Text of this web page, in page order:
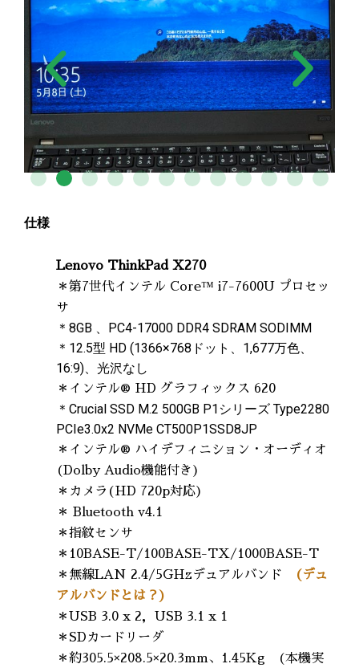
仕様
Lenovo ThinkPad X270
＊第7世代インテル Core™ i7-7600U プロセッ
サ
＊8GB 、PC4-17000 DDR4 SDRAM SODIMM
＊12.5型 HD (1366×768ドット、1,677万色、
16:9)、光沢なし
＊インテル® HD グラフィックス 620
＊Crucial SSD M.2 500GB P1シリーズ Type2280
PCIe3.0x2 NVMe CT500P1SSD8JP
＊インテル® ハイデフィニション・オーディオ
(Dolby Audio機能付き)
＊カメラ(HD 720p対応)
＊ Bluetooth v4.1
＊指紋センサ
＊10BASE-T/100BASE-TX/1000BASE-T
＊無線LAN 2.4/5GHzデュアルバンド
(デュ
アルバンドとは？)
＊USB 3.0 x 2，USB 3.1 x 1
＊SDカードリーダ
＊約305.5×208.5×20.3mm、1.45Kg (本機実